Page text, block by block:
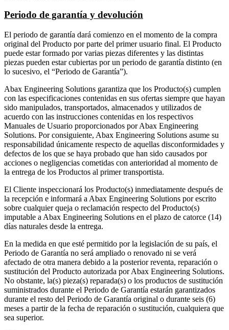
Periodo de garantía y devolución
El periodo de garantía dará comienzo en el momento de la compra
original del Producto por parte del primer usuario final. El Producto
puede estar formado por varias piezas diferentes y las distintas
piezas pueden estar cubiertas por un periodo de garantía distinto (en
lo sucesivo, el “Periodo de Garantía”).​
Abax Engineering Solutions garantiza que los Producto(s) cumplen
con las especificaciones contenidas en sus ofertas siempre que hayan
sido manipulados, transportados, almacenados y utilizados de
acuerdo con las instrucciones contenidas en los respectivos
Manuales de Usuario proporcionados por Abax Engineering
Solutions. Por consiguiente, Abax Engineering Solutions asume su
responsabilidad únicamente respecto de aquellas disconformidades y
defectos de los que se haya probado que han sido causados por
acciones o negligencias cometidas con anterioridad al momento de
la entrega de los Productos al primer transportista.
El Cliente inspeccionará los Producto(s) inmediatamente después de
la recepción e informará a Abax Engineering Solutions por escrito
sobre cualquier queja o reclamación respecto del Producto(s)
imputable a Abax Engineering Solutions en el plazo de catorce (14)
días naturales desde la entrega.
En la medida en que esté permitido por la legislación de su país, el
Periodo de Garantía no será ampliado o renovado ni se verá
afectado de otra manera debido a la posterior reventa, reparación o
sustitución del Producto autorizada por Abax Engineering Solutions.
No obstante, la(s) pieza(s) reparada(s) o los productos de sustitución
suministrados durante el Periodo de Garantía estarán garantizados
durante el resto del Periodo de Garantía original o durante seis (6)
meses a partir de la fecha de reparación o sustitución, cualquiera que
sea superior.